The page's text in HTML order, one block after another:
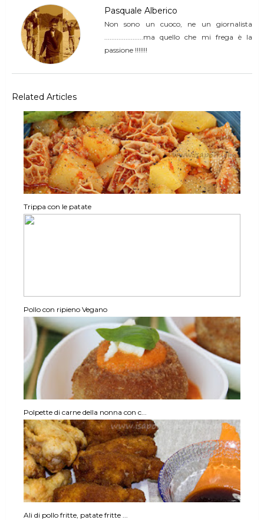
Pasquale Alberico
Non sono un cuoco, ne un giornalista
......................ma quello che mi frega è la
passione !!!!!!!
Related Articles
Trippa con le patate
Pollo con ripieno Vegano
Polpette di carne della nonna con c...
Ali di pollo fritte, patate fritte ...